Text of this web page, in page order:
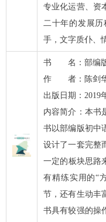
专业化运营、资
二十年的发展历
手，文字质仆、
书 名：部编版
作 者：陈剑
出版日期：2019
内容简介：本书
书以部编版初中
设计了一套完整
一定的板块思路
有精练实用的“
节，还有生动丰
书具有较强的操